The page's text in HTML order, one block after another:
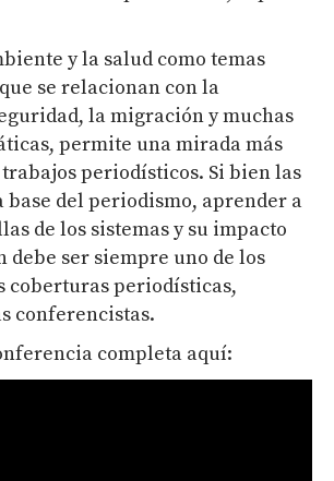
y la salud como temas
se relacionan con la
la migración y muchas
permite una mirada más
periodísticos. Si bien las
base del periodismo, aprender a
de los sistemas y su impacto
debe ser siempre uno de los
coberturas periodísticas,
conferencistas.
completa aquí: